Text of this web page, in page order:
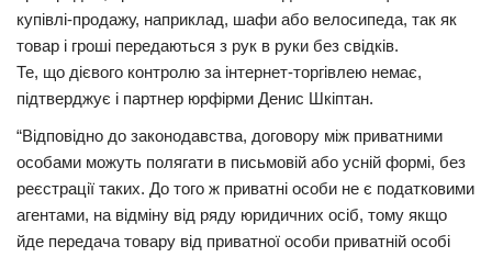
купівлі-продажу, наприклад, шафи або велосипеда, так як
товар і гроші передаються з рук в руки без свідків.
Те, що дієвого контролю за інтернет-торгівлею немає,
підтверджує і партнер юрфірми Денис Шкіптан.
“Відповідно до законодавства, договору між приватними
особами можуть полягати в письмовій або усній формі, без
реєстрації таких. До того ж приватні особи не є податковими
агентами, на відміну від ряду юридичних осіб, тому якщо
йде передача товару від приватної особи приватній особі